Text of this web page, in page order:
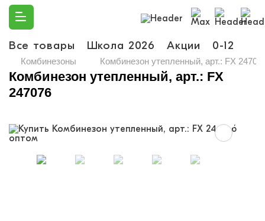
Все товары Школа 2026 Акции 0-12
Комбинезоны Комбинезон утепленный, арт.: FX
Комбинезон утепленный, арт.: FX
247076